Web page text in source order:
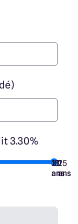
3.30%
7
ans
10
ans
15
ans
20
ans
25
ans